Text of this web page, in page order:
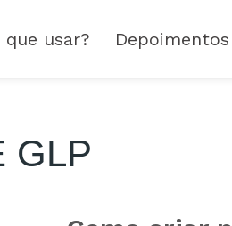
que usar? Depoimentos
GLP